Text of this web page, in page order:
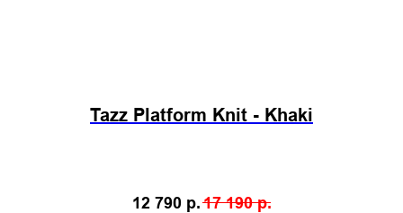
Tazz Platform Knit - Khaki
12 790 р.17 190 р.